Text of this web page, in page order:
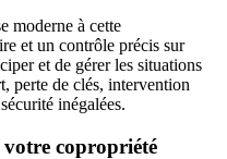
moderne à cette
et un contrôle précis sur
et de gérer les situations
perte de clés, intervention
inégalées.
votre copropriété